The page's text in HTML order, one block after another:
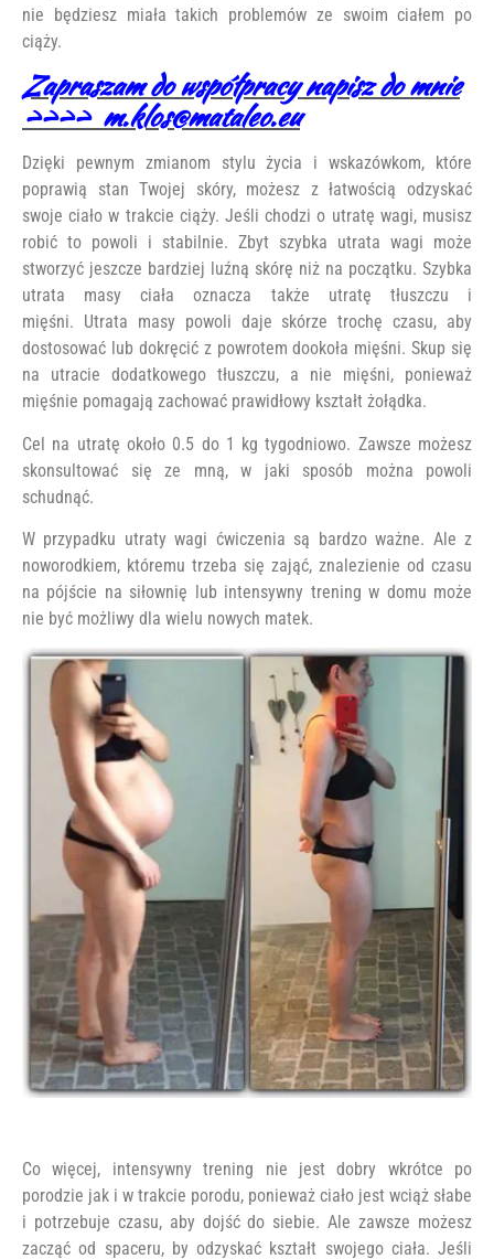
nie będziesz miała takich problemów ze swoim ciałem po
ciąży.
Zapraszam do współpracy napisz do mnie
>>>> m.klos@mataleo.eu
Dzięki pewnym zmianom stylu życia i wskazówkom, które
poprawią stan Twojej skóry, możesz z łatwością odzyskać
swoje ciało w trakcie ciąży. Jeśli chodzi o utratę wagi, musisz
robić to powoli i stabilnie. Zbyt szybka utrata wagi może
stworzyć jeszcze bardziej luźną skórę niż na początku. Szybka
utrata masy ciała oznacza także utratę tłuszczu i
mięśni. Utrata masy powoli daje skórze trochę czasu, aby
dostosować lub dokręcić z powrotem dookoła mięśni. Skup się
na utracie dodatkowego tłuszczu, a nie mięśni, ponieważ
mięśnie pomagają zachować prawidłowy kształt żołądka.
Cel na utratę około 0.5 do 1 kg tygodniowo. Zawsze możesz
skonsultować się ze mną, w jaki sposób można powoli
schudnąć.
W przypadku utraty wagi ćwiczenia są bardzo ważne. Ale z
noworodkiem, któremu trzeba się zająć, znalezienie od czasu
na pójście na siłownię lub intensywny trening w domu może
nie być możliwy dla wielu nowych matek.
Co więcej, intensywny trening nie jest dobry wkrótce po
porodzie jak i w trakcie porodu, ponieważ ciało jest wciąż słabe
i potrzebuje czasu, aby dojść do siebie. Ale zawsze możesz
zacząć od spaceru, by odzyskać kształt swojego ciała. Jeśli